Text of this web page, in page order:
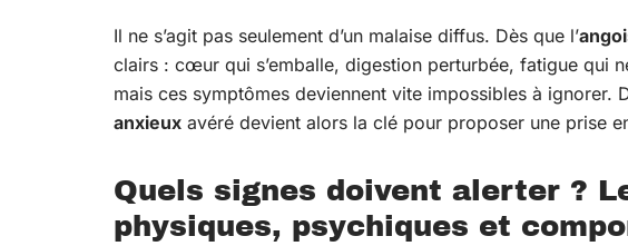
Il ne s’agit pas seulement d’un malaise diffus. Dès que l’
clairs : cœur qui s’emballe, digestion perturbée, fatigue qui
mais ces symptômes deviennent vite impossibles à ignorer.
anxieux avéré devient alors la clé pour proposer une prise
Quels signes doivent alerter ?
physiques, psychiques et